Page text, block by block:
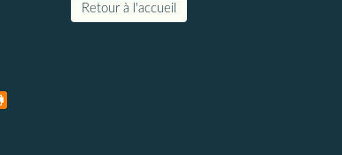
Retour à l'accueil